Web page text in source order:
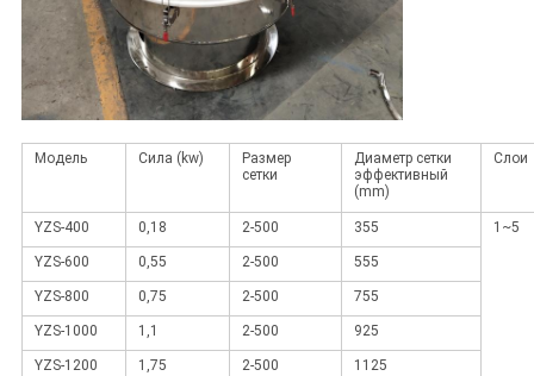
Модель Сила (kw)
Размер
сетки
Диаметр сетки
эффективный
(mm)
Слои
YZS-400 0,18 2-500 355 1~5
YZS-600 0,55 2-500 555
YZS-800 0,75 2-500 755
YZS-1000 1,1 2-500 925
YZS-1200 1,75 2-500 1125